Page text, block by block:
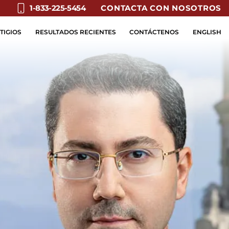
1-833-225-5454 CONTACTA CON NOSOTROS
ENGLISH
RESULTADOS RECIENTES CONTÁCTENOS